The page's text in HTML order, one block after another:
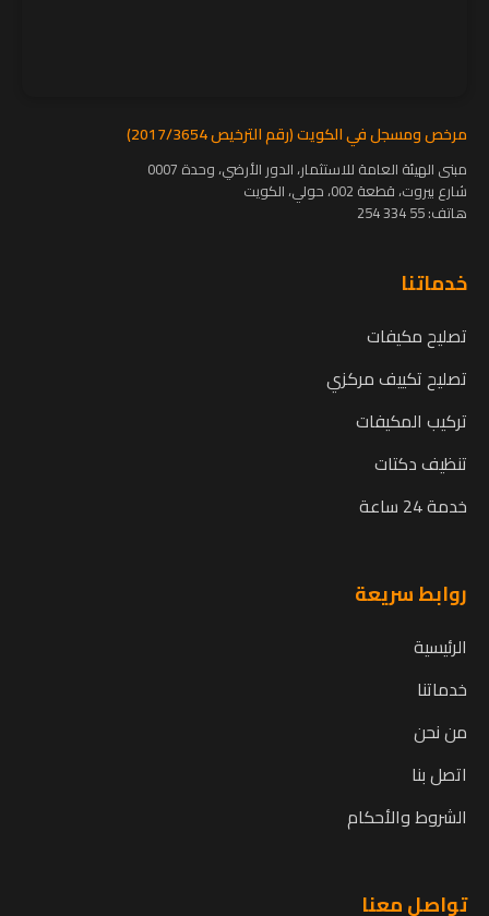
مرخص ومسجل في الكويت (رقم الترخيص 2017/3654)
مبنى الهيئة العامة للاستثمار، الدور الأرضي، وحدة 0007
شارع بيروت، قطعة 002، حولي، الكويت
هاتف:55 334 254
خدماتنا
تصليح مكيفات
تصليح تكييف مركزي
تركيب المكيفات
تنظيف دكتات
خدمة 24 ساعة
روابط سريعة
الرئيسية
خدماتنا
من نحن
اتصل بنا
الشروط والأحكام
تواصل معنا